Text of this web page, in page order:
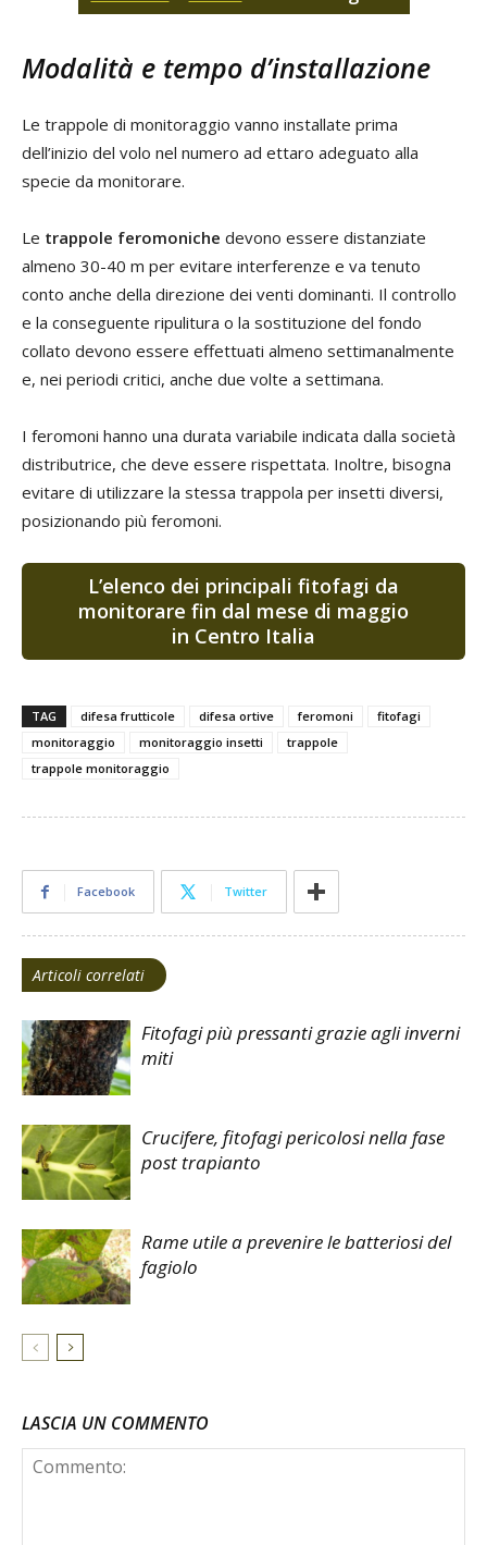
Modalità e tempo d’installazione
Le trappole di monitoraggio vanno installate prima
dell’inizio del volo nel numero ad ettaro adeguato alla
specie da monitorare.
Le trappole feromoniche devono essere distanziate
almeno 30-40 m per evitare interferenze e va tenuto
conto anche della direzione dei venti dominanti. Il controllo
e la conseguente ripulitura o la sostituzione del fondo
collato devono essere effettuati almeno settimanalmente
e, nei periodi critici, anche due volte a settimana.
I feromoni hanno una durata variabile indicata dalla società
distributrice, che deve essere rispettata. Inoltre, bisogna
evitare di utilizzare la stessa trappola per insetti diversi,
posizionando più feromoni.
L’elenco dei principali fitofagi da
monitorare fin dal mese di maggio
in Centro Italia
TAG difesa frutticole difesa ortive feromoni
fitofagi
monitoraggio
monitoraggio insetti
trappole
trappole monitoraggio
Facebook Twitter
Articoli correlati
Fitofagi più pressanti grazie agli inverni
miti
Crucifere, fitofagi pericolosi nella fase
post trapianto
Rame utile a prevenire le batteriosi del
fagiolo
LASCIA UN COMMENTO